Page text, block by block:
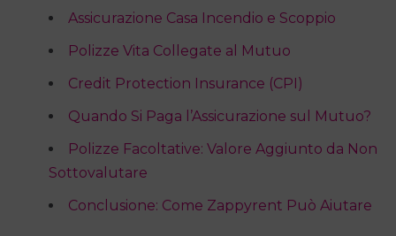
Assicurazione Casa Incendio e Scoppio
Polizze Vita Collegate al Mutuo
Credit Protection Insurance (CPI)
Quando Si Paga l’Assicurazione sul Mutuo?
Polizze Facoltative: Valore Aggiunto da Non
Sottovalutare
Conclusione: Come Zappyrent Può Aiutare